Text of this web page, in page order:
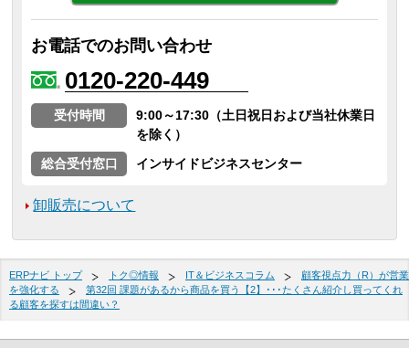
お電話でのお問い合わせ
0120-220-449
受付時間
9:00～17:30（土日祝日および当社休業日
を除く）
総合受付窓口
インサイドビジネスセンター
卸販売について
ERPナビ トップ トク◎情報 IT＆ビジネスコラム
顧客視点力（R）が営業
を強化する
第32回 課題があるから商品を買う【2】･･･たくさん紹介し買ってくれ
る顧客を探すは間違い？